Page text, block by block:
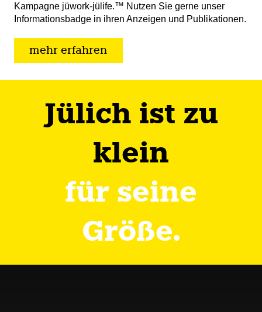
Kampagne jüwork-jülife.™ Nutzen Sie gerne unser
Informationsbadge in ihren Anzeigen und Publikationen.
mehr erfahren
Jülich ist zu
klein
für seine
Größe.